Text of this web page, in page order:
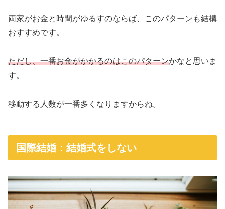
両家がお金と時間がゆるすのならば、このパターンも結構
おすすめです。
ただし、一番お金がかかるのはこのパターンかなと思いま
す。
移動する人数が一番多くなりますからね。
国際結婚：結婚式をしない